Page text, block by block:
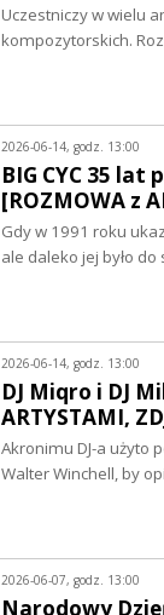
Uczestniczy w wielu
kompozytorskich.
2026-06-14, godz. 13:00
BIG CYC 35
[ROZMOWA z
Gdy w 1991 roku
ale daleko jej było
2026-06-14, godz. 13:00
DJ Miqro i DJ
ARTYSTAMI,
Akronimu DJ-a użyto
Walter Winchell, by
2026-06-07, godz. 13:00
Narodowy